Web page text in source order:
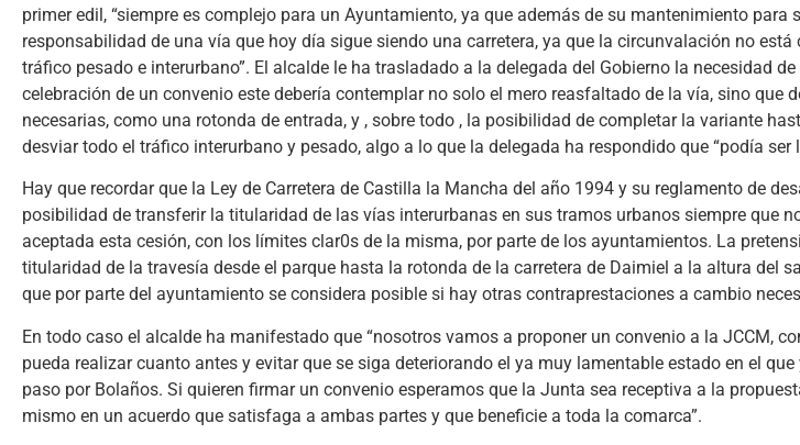
primer edil, “siempre es complejo para un Ayuntamiento, ya que además de su mantenimiento para
responsabilidad de una vía que hoy día sigue siendo una carretera, ya que la circunvalación no
tráfico pesado e interurbano”. El alcalde le ha trasladado a la delegada del Gobierno la necesidad
celebración de un convenio este debería contemplar no solo el mero reasfaltado de la vía, sino que
necesarias, como una rotonda de entrada, y , sobre todo , la posibilidad de completar la variante
desviar todo el tráfico interurbano y pesado, algo a lo que la delegada ha respondido que “podía ser
Hay que recordar que la Ley de Carretera de Castilla la Mancha del año 1994 y su reglamento de
posibilidad de transferir la titularidad de las vías interurbanas en sus tramos urbanos siempre que
aceptada esta cesión, con los límites clar0s de la misma, por parte de los ayuntamientos. La
titularidad de la travesía desde el parque hasta la rotonda de la carretera de Daimiel a la altura del
que por parte del ayuntamiento se considera posible si hay otras contraprestaciones a cambio
En todo caso el alcalde ha manifestado que “nosotros vamos a proponer un convenio a la JCCM,
pueda realizar cuanto antes y evitar que se siga deteriorando el ya muy lamentable estado en el
paso por Bolaños. Si quieren firmar un convenio esperamos que la Junta sea receptiva a la
mismo en un acuerdo que satisfaga a ambas partes y que beneficie a toda la comarca”.